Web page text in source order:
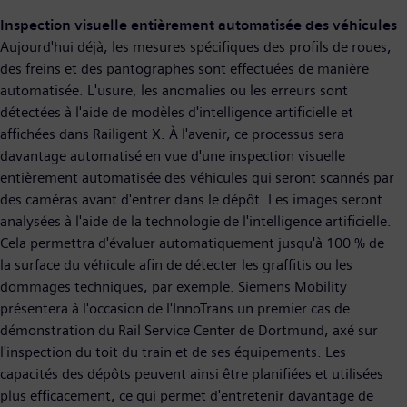
Inspection visuelle entièrement automatisée des véhicules
Aujourd'hui déjà, les mesures spécifiques des profils de roues,
des freins et des pantographes sont effectuées de manière
automatisée. L'usure, les anomalies ou les erreurs sont
détectées à l'aide de modèles d'intelligence artificielle et
affichées dans Railigent X. À l'avenir, ce processus sera
davantage automatisé en vue d'une inspection visuelle
entièrement automatisée des véhicules qui seront scannés par
des caméras avant d'entrer dans le dépôt. Les images seront
analysées à l'aide de la technologie de l'intelligence artificielle.
Cela permettra d'évaluer automatiquement jusqu'à 100 % de
la surface du véhicule afin de détecter les graffitis ou les
dommages techniques, par exemple. Siemens Mobility
présentera à l'occasion de l'InnoTrans un premier cas de
démonstration du Rail Service Center de Dortmund, axé sur
l'inspection du toit du train et de ses équipements. Les
capacités des dépôts peuvent ainsi être planifiées et utilisées
plus efficacement, ce qui permet d'entretenir davantage de